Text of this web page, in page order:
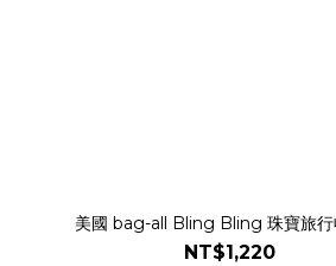
美國 bag-all Bling Bling 珠寶旅行
NT$1,220